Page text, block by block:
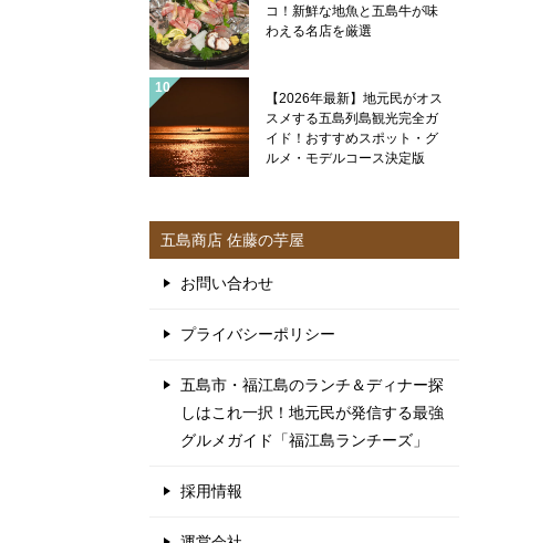
コ！新鮮な地魚と五島牛が味
わえる名店を厳選
【2026年最新】地元民がオス
スメする五島列島観光完全ガ
イド！おすすめスポット・グ
ルメ・モデルコース決定版
五島商店 佐藤の芋屋
お問い合わせ
プライバシーポリシー
五島市・福江島のランチ＆ディナー探
しはこれ一択！地元民が発信する最強
グルメガイド「福江島ランチーズ」
採用情報